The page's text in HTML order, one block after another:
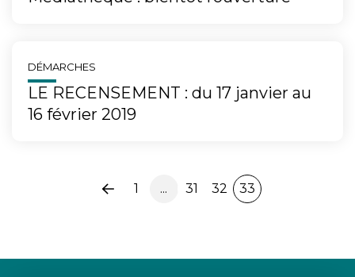
DÉMARCHES
LE RECENSEMENT : du 17 janvier au
16 février 2019
Page1 ... 31 32 33